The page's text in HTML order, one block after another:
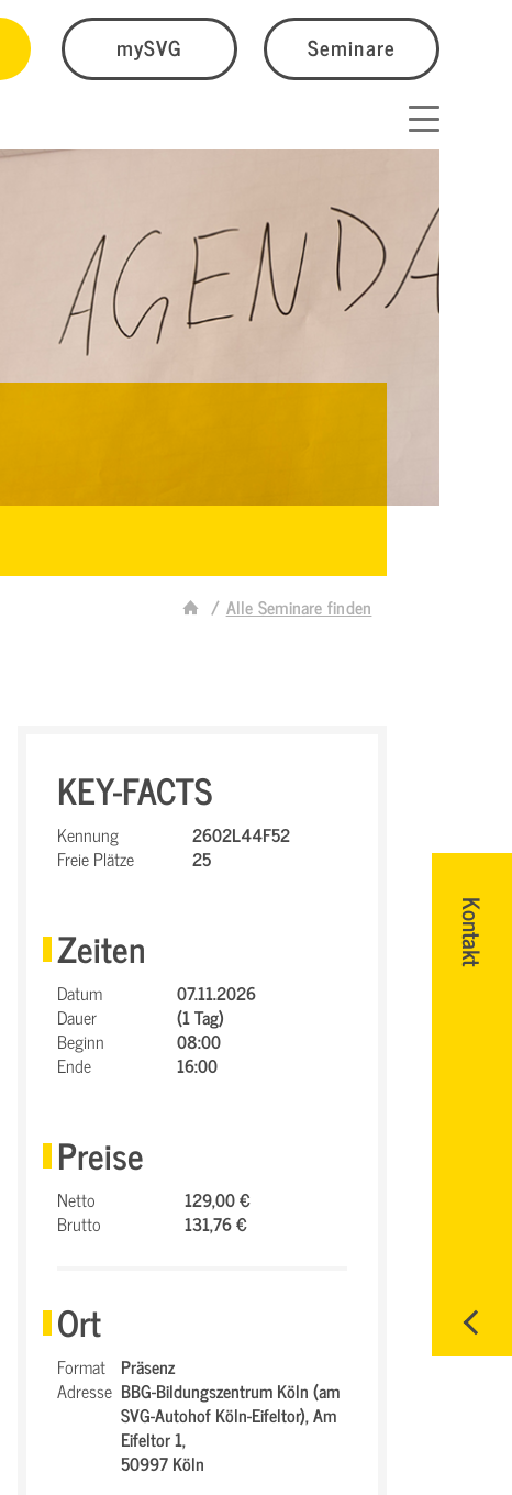
mySVG Seminare
Alle Seminare finden
Kontakt
KEY-FACTS
Kennung
2602L44F52
Freie Plätze
25
Zeiten
Datum
07.11.2026
Dauer
(1 Tag)
Beginn
08:00
Ende
16:00
Preise
Netto
129,00 €
Brutto
131,76 €
Ort
Format Präsenz
Adresse BBG-Bildungszentrum Köln (am
SVG-Autohof Köln-Eifeltor),Am
Eifeltor 1,
50997 Köln